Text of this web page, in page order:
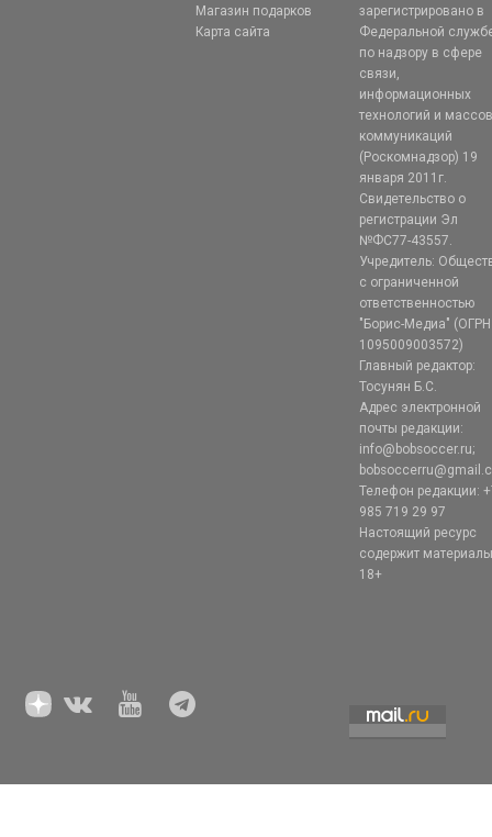
Магазин подарков
Карта сайта
зарегистрировано в
Федеральной
по надзору в сфере
связи,
информационных
технологий и
коммуникаций
(Роскомнадзор) 19
января 2011г.
Свидетельство о
регистрации Эл
№ФС77-43557.
Учредитель:
с ограниченной
ответственностью
"Борис-Медиа" (ОГРН
1095009003572)
Главный редактор:
Тосунян Б.С.
Адрес электронной
почты редакции:
info@bobsoccer.ru;
Телефон редакции:
985 719 29 97
Настоящий ресурс
содержит
18+